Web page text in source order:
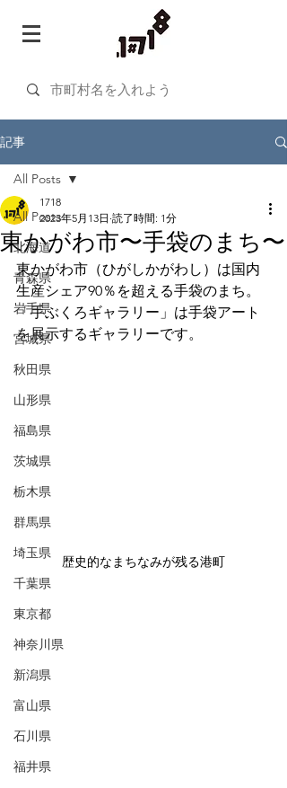
記事
All Posts
北海道
青森県
岩手県
宮城県
秋田県
山形県
福島県
茨城県
栃木県
群馬県
埼玉県
千葉県
東京都
神奈川県
新潟県
富山県
石川県
福井県
All Posts
東かがわ市〜手袋のまち〜
1718
2023年5月13日 読了時間: 1分
東かがわ市（ひがしかがわし）は国内
生産シェア90％を超える手袋のまち。
「手ぶくろギャラリー」は手袋アート
を展示するギャラリーです。
歴史的なまちなみが残る港町